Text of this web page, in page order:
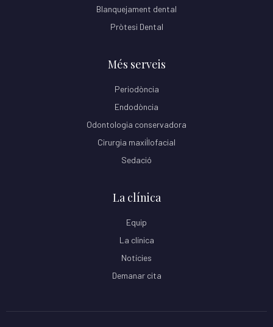
Blanquejament dental
Pròtesi Dental
Més serveis
Periodòncia
Endodòncia
Odontologia conservadora
Cirurgia maxil·lofacial
Sedació
La clínica
Equip
La clínica
Notícies
Demanar cita